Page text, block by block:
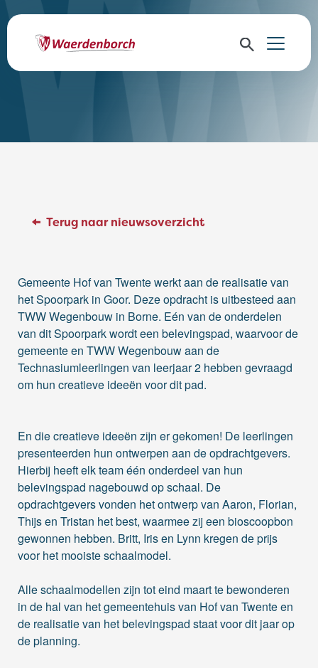
Terug naar nieuwsoverzicht
Gemeente Hof van Twente werkt aan de realisatie van
het Spoorpark in Goor. Deze opdracht is uitbesteed aan
TWW Wegenbouw in Borne. Eén van de onderdelen
van dit Spoorpark wordt een belevingspad, waarvoor de
gemeente en TWW Wegenbouw aan de
Technasiumleerlingen van leerjaar 2 hebben gevraagd
om hun creatieve ideeën voor dit pad.
En die creatieve ideeën zijn er gekomen! De leerlingen
presenteerden hun ontwerpen aan de opdrachtgevers.
Hierbij heeft elk team één onderdeel van hun
belevingspad nagebouwd op schaal. De
opdrachtgevers vonden het ontwerp van Aaron, Florian,
Thijs en Tristan het best, waarmee zij een bioscoopbon
gewonnen hebben. Britt, Iris en Lynn kregen de prijs
voor het mooiste schaalmodel.
Alle schaalmodellen zijn tot eind maart te bewonderen
in de hal van het gemeentehuis van Hof van Twente en
de realisatie van het belevingspad staat voor dit jaar op
de planning.